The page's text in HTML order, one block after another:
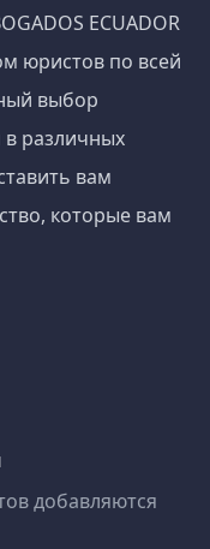
ECUADOR
юристов по всей
выбор
различных
вам
которые вам
добавляются